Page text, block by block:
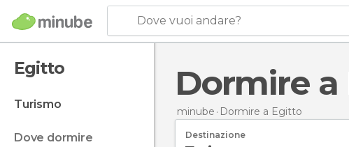
Dove vuoi andare?
Egitto
turismo
dove dormire
Dormire
minube Dormire a Egitto
Destinazione